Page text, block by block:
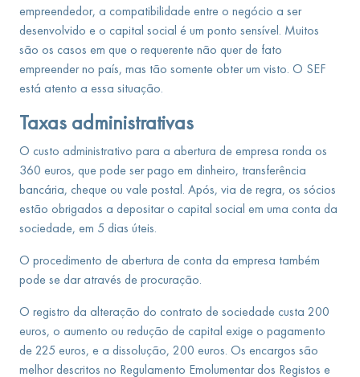
empreendedor, a compatibilidade entre o negócio a ser
desenvolvido e o capital social é um ponto sensível. Muitos
são os casos em que o requerente não quer de fato
empreender no país, mas tão somente obter um visto. O SEF
está atento a essa situação.
Taxas administrativas
O custo administrativo para a abertura de empresa ronda os
360 euros, que pode ser pago em dinheiro, transferência
bancária, cheque ou vale postal. Após, via de regra, os sócios
estão obrigados a depositar o capital social em uma conta da
sociedade, em 5 dias úteis.
O procedimento de abertura de conta da empresa também
pode se dar através de procuração.
O registro da alteração do contrato de sociedade custa 200
euros, o aumento ou redução de capital exige o pagamento
de 225 euros, e a dissolução, 200 euros. Os encargos são
melhor descritos no Regulamento Emolumentar dos Registos e